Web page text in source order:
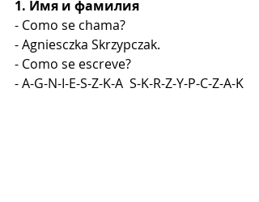
1. Имя и фамилия
- Como se chama?
- Agniesczka Skrzypczak.
- Como se escreve?
- A-G-N-I-E-S-Z-K-A  S-K-R-Z-Y-P-C-Z-A-K